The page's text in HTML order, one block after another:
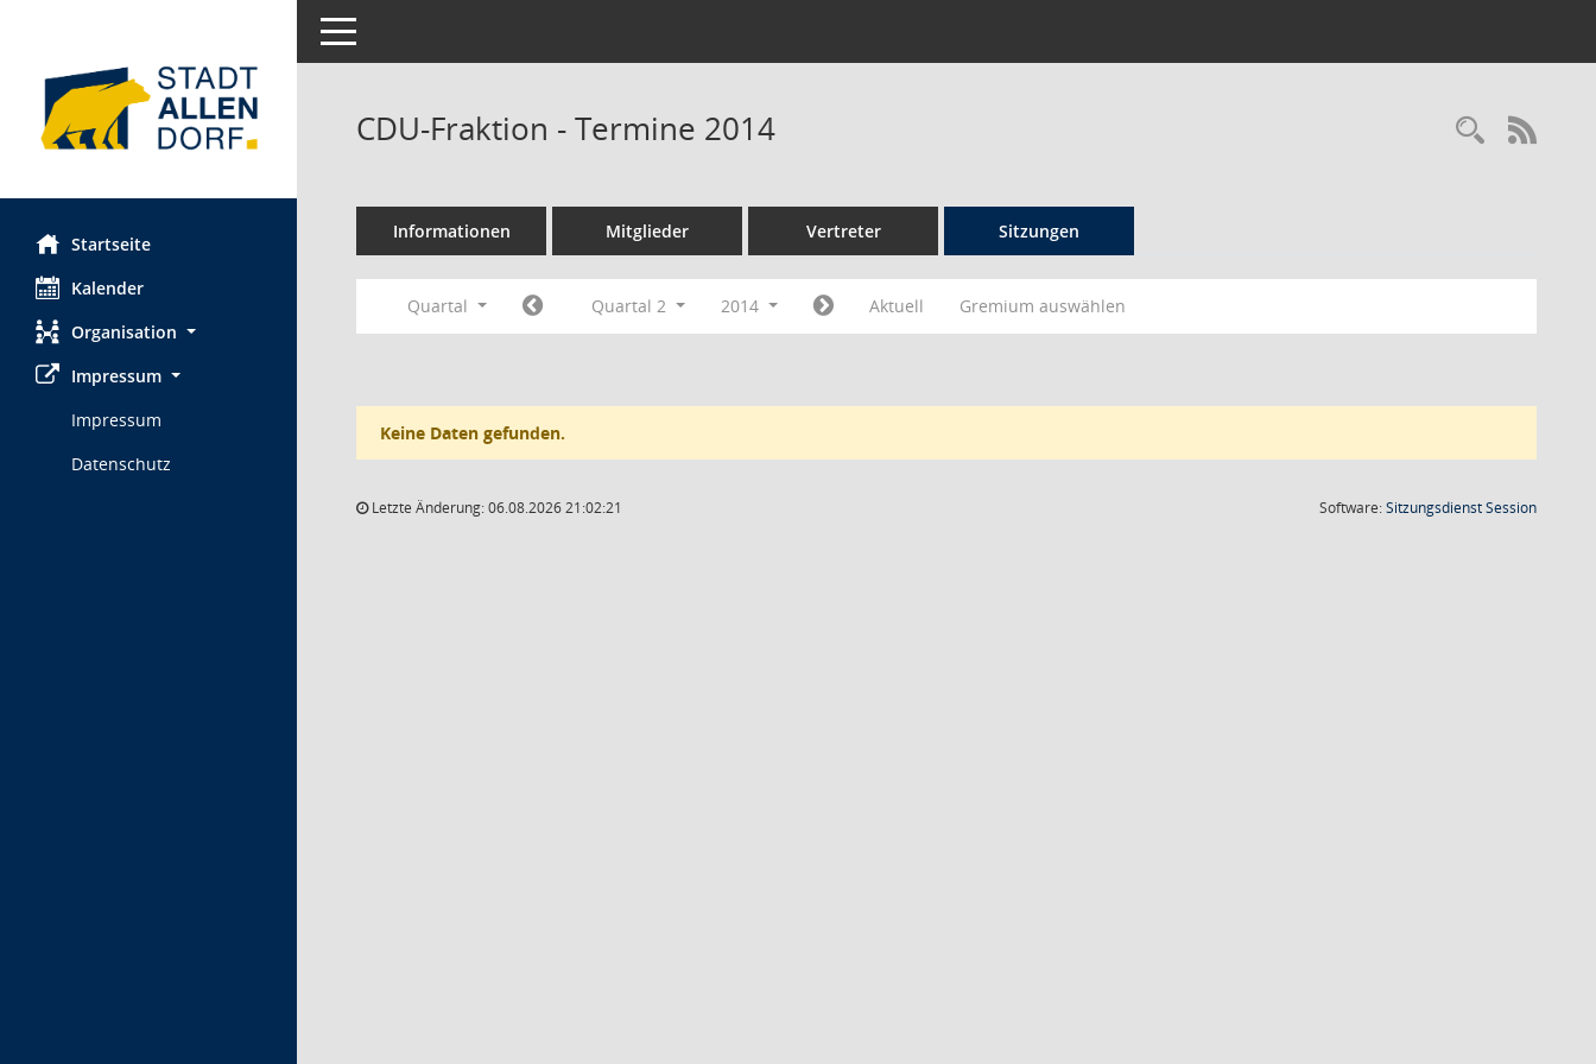
Startseite
Kalender
Organisation
Impressum
Impressum
Datenschutz
Toggle navigation
CDU-Fraktion - Termine 2014
Informationen Mitglieder Vertreter Sitzungen
Quartal Quartal 2 2014 Aktuell Gremium auswählen
Keine Daten gefunden.
Letzte Änderung: 06.08.2026 21:02:21 Software:SitzungsdienstSession(Wird in